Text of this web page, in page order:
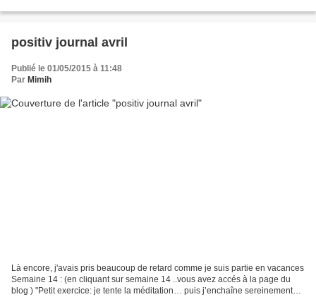
positiv journal avril
Publié le 01/05/2015 à 11:48
Par Mimih
Là encore, j'avais pris beaucoup de retard comme je suis partie en vacances
Semaine 14 : (en cliquant sur semaine 14 ..vous avez accés à la page du
blog ) "Petit exercice: je tente la méditation… puis j’enchaîne sereinement